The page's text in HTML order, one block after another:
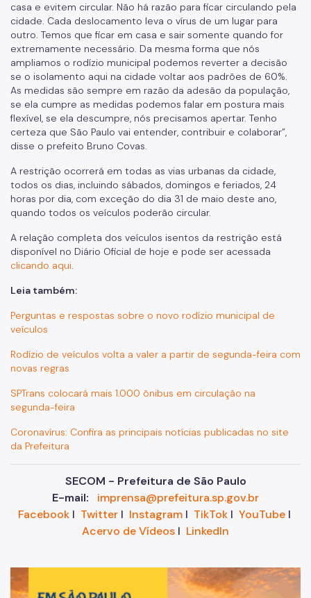
casa e evitem circular. Não há razão para ficar circulando pela
cidade. Cada deslocamento leva o vírus de um lugar para
outro. Temos que ficar em casa e sair somente quando for
extremamente necessário. Da mesma forma que nós
ampliamos o rodízio municipal podemos reverter a decisão
se o isolamento aqui na cidade voltar aos padrões de 60%.
As medidas são sempre em razão da adesão da população,
se ela cumpre as medidas podemos falar em postura mais
flexível, se ela descumpre, nós precisamos apertar. Tenho
certeza que São Paulo vai entender, contribuir e colaborar”,
disse o prefeito Bruno Covas.
A restrição ocorrerá em todas as vias urbanas da cidade,
todos os dias, incluindo sábados, domingos e feriados, 24
horas por dia, com exceção do dia 31 de maio deste ano,
quando todos os veículos poderão circular.
A relação completa dos veículos isentos da restrição está
disponível no Diário Oficial de hoje e pode ser acessada
clicando aqui.
Leia também:
Perguntas e respostas sobre o novo rodízio municipal de
veículos
Rodízio de veículos volta a valer a partir de segunda-feira com
novas regras
SPTrans colocará mais 1.000 ônibus em circulação na
segunda-feira
Coronavírus: Confira as principais notícias publicadas no site
da Prefeitura
SECOM - Prefeitura de São Paulo
E-mail:
imprensa@prefeitura.sp.gov.br
FacebookI TwitterI InstagramI TikTokI YouTubeI
Acervo de Vídeos I LinkedIn